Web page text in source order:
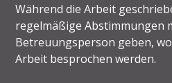
Während die Arbeit
regelmäßige Abstimmungen
Betreuungsperson geben,
Arbeit besprochen werden.